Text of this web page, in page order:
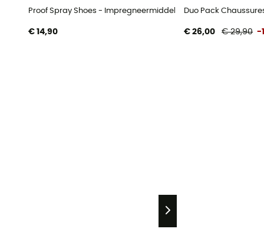
Proof Spray Shoes - Impregneermiddel
€ 14,90
Duo Pack
€ 26,00 € 29,90 -